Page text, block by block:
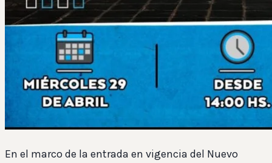
En el marco de la entrada en vigencia del Nuevo